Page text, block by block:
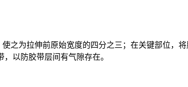
之为拉伸前原始宽度的四分之三；在关键部位，
以防胶带层间有气隙存在。